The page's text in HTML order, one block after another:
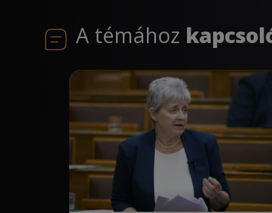
A témához